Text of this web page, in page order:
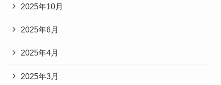
2025年10月
2025年6月
2025年4月
2025年3月